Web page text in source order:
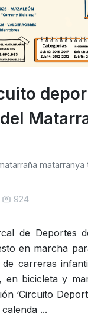
matarranya
924
de Deportes
en marcha
carreras
bicicleta y
‘Circuito
...